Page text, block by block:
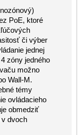
PoE, ktoré
či výber
jednej
zóny jedného
možno
Wall-M.
témy
ovládacieho
obmedziť
v dvoch